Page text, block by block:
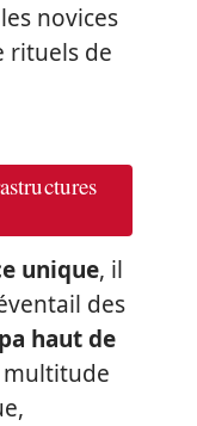
novices
rituels de
unique, il
des
haut de